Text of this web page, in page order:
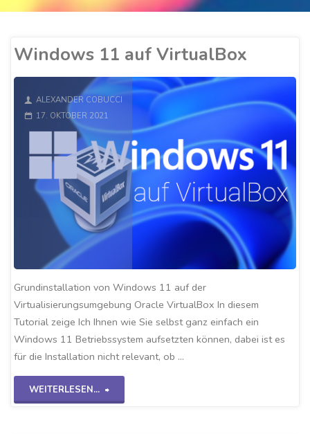
Windows 11 auf VirtualBox
ALEXANDER COBUCCI
17. OKTOBER 2021
Grundinstallation von Windows 11 auf der
Virtualisierungsumgebung Oracle VirtualBox In diesem
Tutorial zeige Ich Ihnen wie Sie selbst ganz einfach ein
Windows 11 Betriebssystem aufsetzten können, dabei ist es
für die Installation nicht relevant, ob …
WEITERLESEN...
"Windows